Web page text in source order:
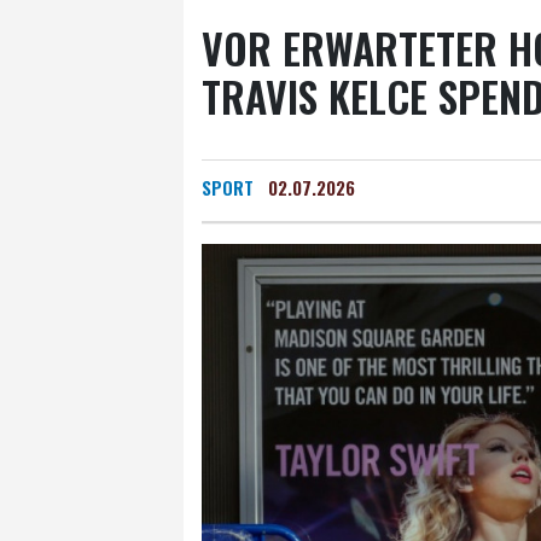
VOR ERWARTETER
TRAVIS KELCE
SPORT 02.07.2026